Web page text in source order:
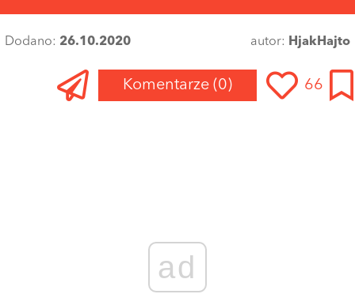
Dodano: 26.10.2020 autor: HjakHajto
Komentarze (0) 66
ad